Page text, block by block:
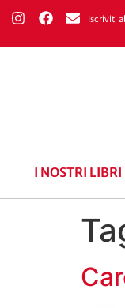
Iscriviti
I NOSTRI LIBRI